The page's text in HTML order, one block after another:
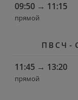
09:50 → 11:15
прямой
П В С Ч -
11:45 → 13:20
прямой